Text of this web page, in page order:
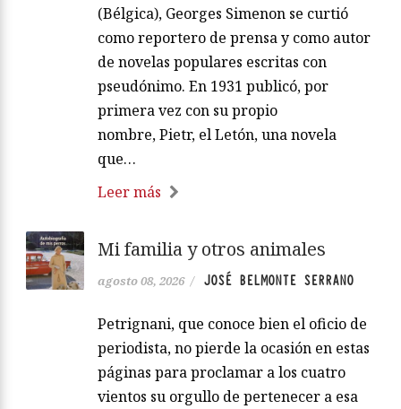
(Bélgica), Georges Simenon se curtió
como reportero de prensa y como autor
de novelas populares escritas con
pseudónimo. En 1931 publicó, por
primera vez con su propio
nombre, Pietr, el Letón, una novela
que…
Leer más
Mi familia y otros animales
agosto 08, 2026 / JOSÉ BELMONTE SERRANO
Petrignani, que conoce bien el oficio de
periodista, no pierde la ocasión en estas
páginas para proclamar a los cuatro
vientos su orgullo de pertenecer a esa